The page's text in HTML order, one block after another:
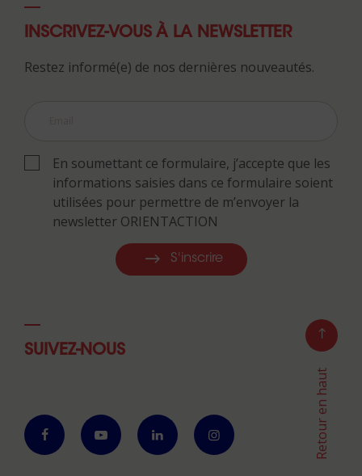
INSCRIVEZ-VOUS À LA NEWSLETTER
Restez informé(e) de nos dernières nouveautés.
En soumettant ce formulaire, j’accepte que les
informations saisies dans ce formulaire soient
utilisées pour permettre de m’envoyer la
newsletter ORIENTACTION
S'inscrire
SUIVEZ-NOUS
Retour en haut